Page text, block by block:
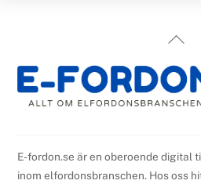
Back
Top
E-fordon.se är en oberoende digital
inom elfordonsbranschen. Hos oss